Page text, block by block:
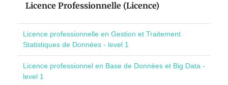
Licence Professionnelle (Licence)
Licence professionnelle en Gestion et Traitement
Statistiques de Données - level 1
Licence professionnel en Base de Données et Big Data -
level 1